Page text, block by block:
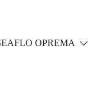
OPREMA